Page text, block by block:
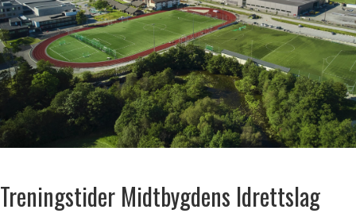
Treningstider Midtbygdens Idrettslag